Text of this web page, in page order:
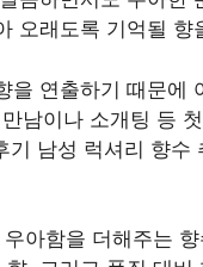
오래도록 기억될 향
연출하기 때문에
남이나 소개팅 등
남성 럭셔리 향수
아함을 더해주는